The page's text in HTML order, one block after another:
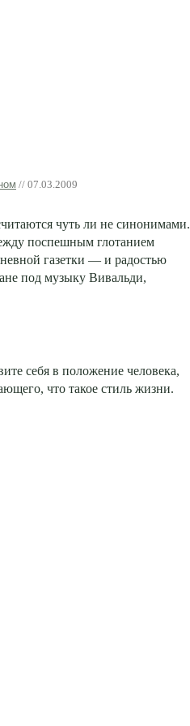
// 07.03.2009
чуть ли не синонимами.
поспешным глотанием
газетки — и радостью
под музыку Вивальди,
себя в положение человека,
что такое стиль жизни.